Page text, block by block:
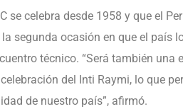
se celebra desde 1958 y que el
segunda ocasión en que el país
técnico. “Será también
del Inti Raymi, lo que
de nuestro país”, afirmó.